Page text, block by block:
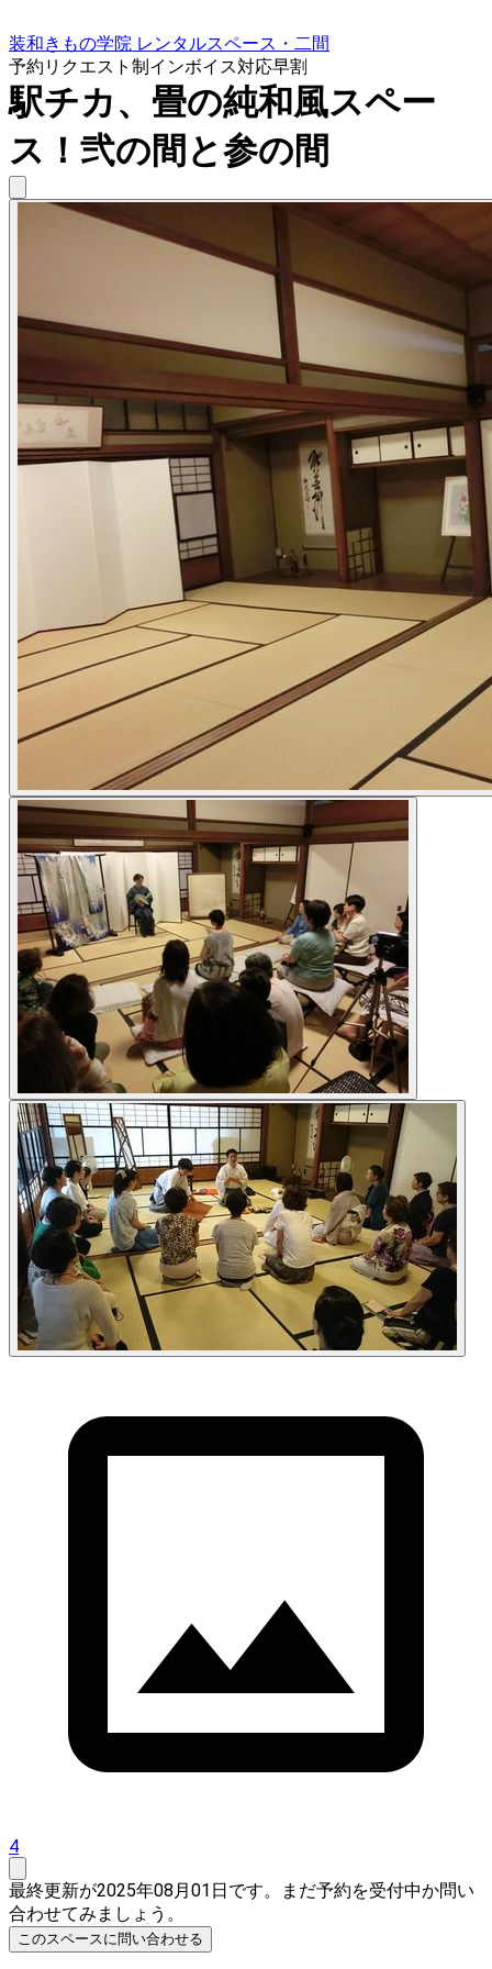
装和きもの学院 レンタルスペース・二間
予約リクエスト制インボイス対応早割
駅チカ、畳の純和風スペー
ス！弐の間と参の間
4
最終更新が2025年08月01日です。まだ予約を受付中か問い
合わせてみましょう。
このスペースに問い合わせる